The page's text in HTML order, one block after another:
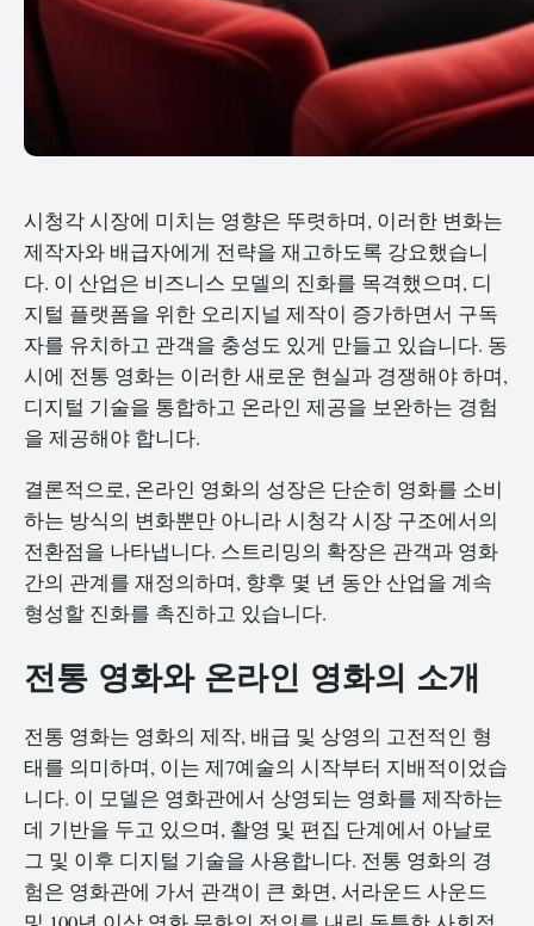
시청각 시장에 미치는 영향은 뚜렷하며, 이러한 변화는
제작자와 배급자에게 전략을 재고하도록 강요했습니
다. 이 산업은 비즈니스 모델의 진화를 목격했으며, 디
지털 플랫폼을 위한 오리지널 제작이 증가하면서 구독
자를 유치하고 관객을 충성도 있게 만들고 있습니다. 동
시에 전통 영화는 이러한 새로운 현실과 경쟁해야 하며,
디지털 기술을 통합하고 온라인 제공을 보완하는 경험
을 제공해야 합니다.
결론적으로, 온라인 영화의 성장은 단순히 영화를 소비
하는 방식의 변화뿐만 아니라 시청각 시장 구조에서의
전환점을 나타냅니다. 스트리밍의 확장은 관객과 영화
간의 관계를 재정의하며, 향후 몇 년 동안 산업을 계속
형성할 진화를 촉진하고 있습니다.
전통 영화와 온라인 영화의 소개
전통 영화는 영화의 제작, 배급 및 상영의 고전적인 형
태를 의미하며, 이는 제7예술의 시작부터 지배적이었습
니다. 이 모델은 영화관에서 상영되는 영화를 제작하는
데 기반을 두고 있으며, 촬영 및 편집 단계에서 아날로
그 및 이후 디지털 기술을 사용합니다. 전통 영화의 경
험은 영화관에 가서 관객이 큰 화면, 서라운드 사운드